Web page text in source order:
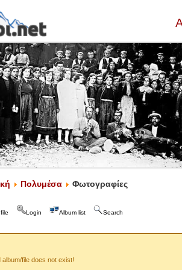
Πολυμέσα Φωτογραφίες
Login Album list Search
file does not exist!